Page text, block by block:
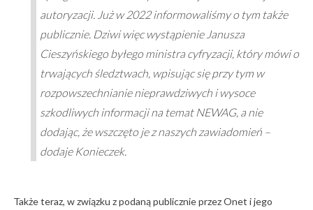
autoryzacji. Już w 2022 informowaliśmy o tym także
publicznie. Dziwi więc wystąpienie Janusza
Cieszyńskiego byłego ministra cyfryzacji, który mówi o
trwających śledztwach, wpisując się przy tym w
rozpowszechnianie nieprawdziwych i wysoce
szkodliwych informacji na temat NEWAG, a nie
dodając, że wszczęto je z naszych zawiadomień –
dodaje Konieczek.
Także teraz, w związku z podaną publicznie przez Onet i jego